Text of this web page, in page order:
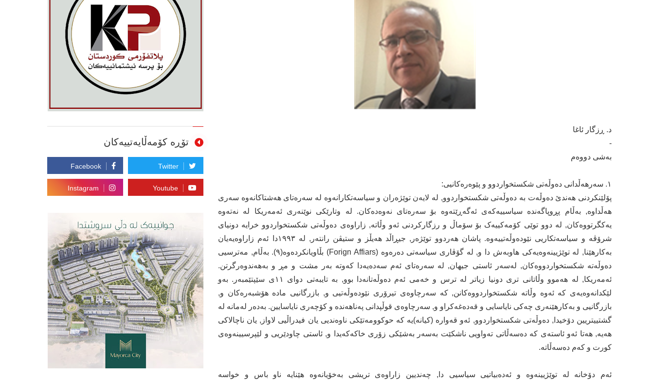
د. ڕزگار ئاغا
-
بەشی دووەم
١. سەرهەڵدانی دەوڵەتی شکستخواردوو و پێوەرەکانیی:
پۆلێنکردنی هەندێ دەوڵەت بە دەوڵەتی شکستخواردوو, لە لایەن توێژەران و سیاسەتکارانەوە لە سەرەتای هەشتاکانەوە سەری
هەڵداوە, بەڵام پڕوپاگەندە سیاسییەکەی ئەگەڕێتەوە بۆ سەرەتای نەوەدەکان. لە وتارێکی نوێنەری ئەمەریکا لە نەتەوە
یەکگرتووەکان, لە دوو توێی کۆمەکییەک بۆ سۆماڵ و رزگارکردنی ئەو وڵاتە, زاراوەی دەوڵەتی شکستخواردوو خرایە دونیای
شرۆڤە و سیاسەتکاریی نێودەوڵەتییەوە. پاشان هەردوو توێژەر, جیڕاڵد هەیڵز و ستیڤن رانتەر, لە ١٩٩٣دا ئەم زاراوەیەیان
بەکارهێنا, لە توێژیینەوەیەکی هاوبەش دا و, لە گۆڤاری سیاسەتی دەرەوە (Forign Affiars) بڵاویانکردەوە(٩). بەڵام, مەترسیی
دەوڵەتە شکستخواردووەکان, لەسەر ئاستی جیهان, لە سەرەتای ئەم سەدەیەدا کەوتە بەر مشت و مڕ و بەهەندوەرگرتن.
ئەمەریکا, لە هەموو وڵاتانی تری دونیا زیاتر لە ترس و خەمی ئەم دەوڵەتانەدا بوو, بە تایبەتی دوای ١١ی سێپتێمبەر. بەو
لێکدانەوەیەی کە ئەوە وڵاتە شکستخواردووەکانن, کە سەرچاوەی تیرۆری نێودەوڵەتیی و, بازرگانیی مادە هۆشبەرەکان و,
بازرگانیی و بەکارهێنەری چەکی نایاسایی و قەدەغەکراو و, سەرچاوەی قوڵپدانی پەناهەندە و کۆچەری نایاسایین. بەدەر لەمانە لە
گشتییتریین دۆخیدا, دەوڵەتی شکستخواردوو, ئەو قەوارە (کیانە)یە کە حوکوومەتێکی ناوەندیی یان فیدراڵیی لاواز, یان ناچالاکی
هەیە, هەتا ئەو ئاستەی کە دەسەڵاتی تەواویی ناشکێت بەسەر بەشێکی زۆری خاکەکەیدا و, ئاستی چاودێریی و لێپرسیینەوەی
کورت و کەم دەسەڵاتە.
ئەم دۆخانە لە توێژیینەوە و ئەدەبیاتیی سیاسیی دا, چەندیین زاراوەی تریشی بەخۆیانەوە هێنایە ناو باس و خواسە
تۆڕە کۆمەڵایەتییەکان